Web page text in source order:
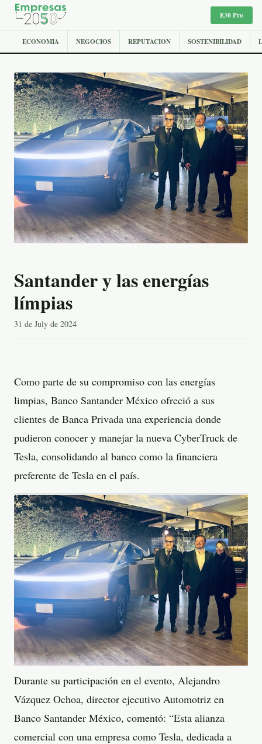
E30 Pro
ECONOMIA NEGOCIOS REPUTACION SOSTENIBILIDAD
Santander y las energías
límpias
31 de July de 2024
Como parte de su compromiso con las energías
limpias, Banco Santander México ofreció a sus
clientes de Banca Privada una experiencia donde
pudieron conocer y manejar la nueva CyberTruck de
Tesla, consolidando al banco como la financiera
preferente de Tesla en el país.
Durante su participación en el evento, Alejandro
Vázquez Ochoa, director ejecutivo Automotriz en
Banco Santander México, comentó: “Esta alianza
comercial con una empresa como Tesla, dedicada a